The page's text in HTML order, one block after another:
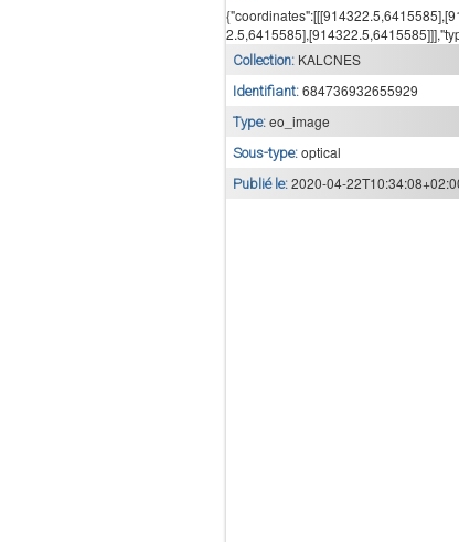
Collection: KALCNES
Identifiant: 684736932655929
Type: eo_image
Sous-type: optical
Publié le: 2020-04-